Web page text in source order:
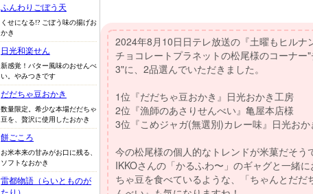
ふんわりごぼう天
くせになる!? ごぼう味の揚げお
かき
日光和楽せん
新感覚！バター風味のおせんべ
い。やみつきです
だだちゃ豆おかき
数量限定。希少な本場だだちゃ
豆を、贅沢に使用したおかき
餅ごころ
お米本来の甘みがお口に残る、
ソフトなおかき
雷都物語（らいとものが